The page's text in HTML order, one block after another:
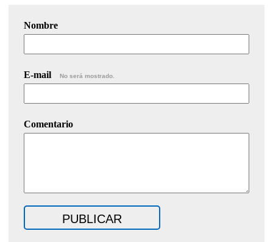
Nombre
E-mail No será mostrado.
Comentario